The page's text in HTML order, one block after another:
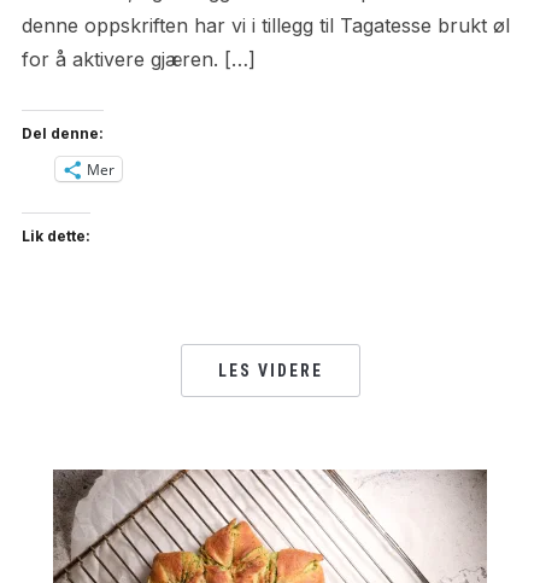
denne oppskriften har vi i tillegg til Tagatesse brukt øl
for å aktivere gjæren. […]
Del denne:
Mer
Lik dette:
LES VIDERE